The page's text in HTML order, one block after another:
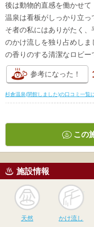
後は動物的直感を働かせて
温泉は看板がしっかり立
そ者の私にはありがたく
のかけ流しを独り占めし
の香りのする清潔なロビー
参考になった！
杉倉温泉(閉館しました)の口コミ一覧
この
施設情報
天然 かけ流し